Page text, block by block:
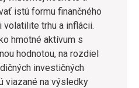
istú formu finančného
trhu a inflácii.
hmotné aktívum s
hodnotou, na rozdiel
investičných
viazané na výsledky